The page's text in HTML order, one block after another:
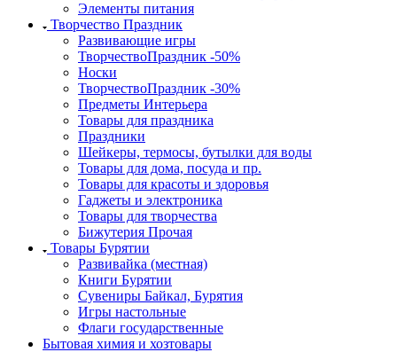
Элементы питания
Творчество Праздник
Развивающие игры
ТворчествоПраздник -50%
Носки
ТворчествоПраздник -30%
Предметы Интерьера
Товары для праздника
Праздники
Шейкеры, термосы, бутылки для воды
Товары для дома, посуда и пр.
Товары для красоты и здоровья
Гаджеты и электроника
Товары для творчества
Бижутерия Прочая
Товары Бурятии
Развивайка (местная)
Книги Бурятии
Сувениры Байкал, Бурятия
Игры настольные
Флаги государственные
Бытовая химия и хозтовары